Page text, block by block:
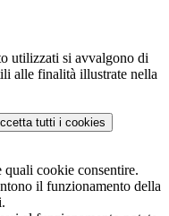
utilizzati si avvalgono di
alle finalità illustrate nella
tutti i cookies
quali cookie consentire.
il funzionamento della